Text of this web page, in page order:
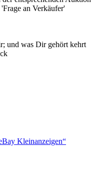
an Verkäufer'
und was Dir gehört kehrt
Kleinanzeigen“